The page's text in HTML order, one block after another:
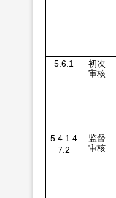
5.6.1
初次
审核
5.4.1.4
7.2
监督
审核